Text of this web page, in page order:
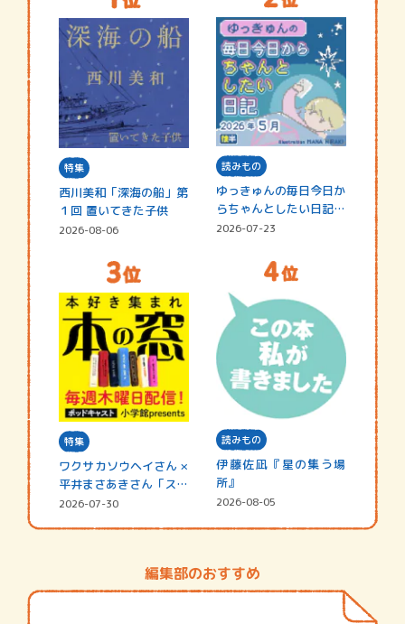
特集
西川美和「深海の船」第
１回 置いてきた子供
2026-08-06
読みもの
ゆっきゅんの毎日今日か
らちゃんとしたい日記
☆202…
2026-07-23
特集
ワクサカソウヘイさん ×
平井まさあきさん「スペ
シャ…
2026-07-30
読みもの
伊藤佐凪『星の集う場
所』
2026-08-05
編集部のおすすめ